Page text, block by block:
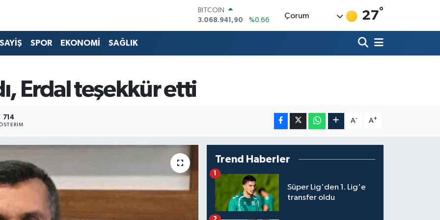
3.068.941,90
DOLAR
47,5986
%0.06
Çorum 27°
SPOR EKONOMİ SAĞLIK
Erdal teşekkür etti
714 A- A+
Trend Haberler
Süper Lig'den 1. Lig'e
transfer oldu
1